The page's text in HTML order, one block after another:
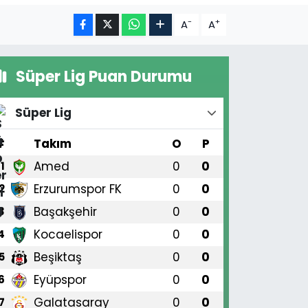
A- A+
Süper Lig Puan Durumu
Süper Lig
Takım O P
1 Amed 0 0
Erzurumspor FK 0 0
Başakşehir 0 0
Kocaelispor 0 0
Beşiktaş 0 0
Eyüpspor 0 0
Galatasaray 0 0